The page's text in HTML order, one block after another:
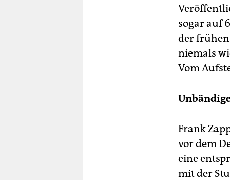
sogar auf
der frühen
niemals
Vom
Frank
vor dem
eine
mit der